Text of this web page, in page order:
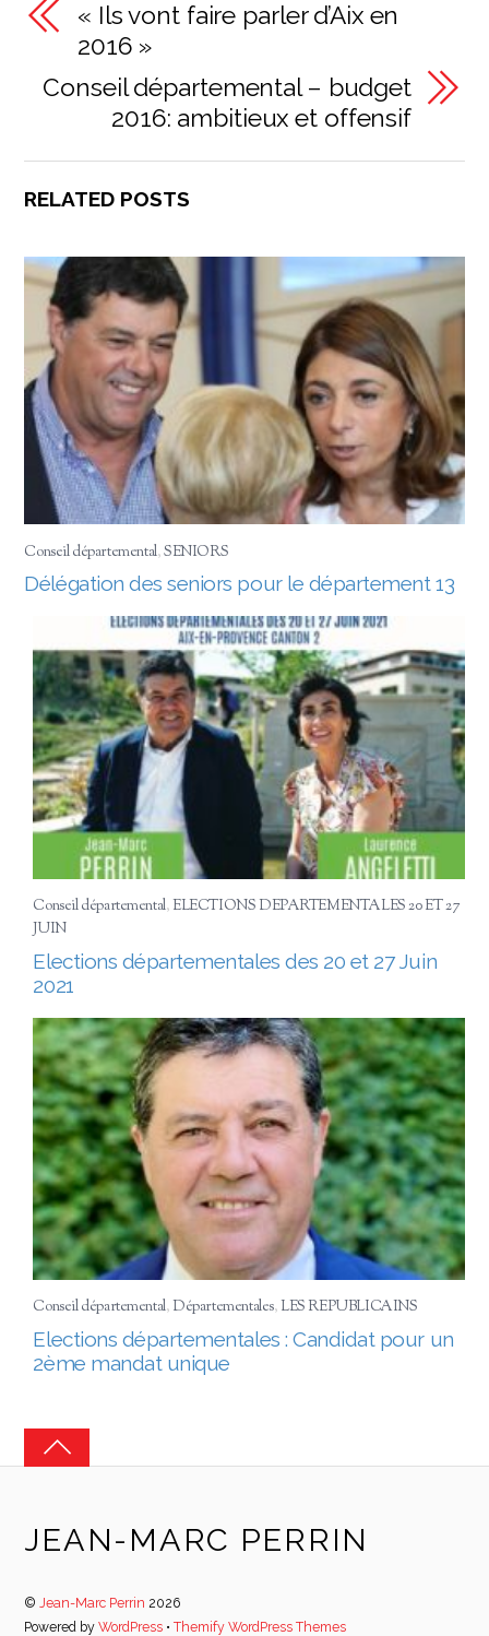
« Ils vont faire parler d’Aix en
2016 »
Conseil départemental – budget
2016: ambitieux et offensif
RELATED POSTS
Conseil départemental,SENIORS
Délégation des seniors pour le département 13
Conseil départemental,ELECTIONS DEPARTEMENTALES 20 ET 27
JUIN
Elections départementales des 20 et 27 Juin
2021
Conseil départemental,Départementales,LES REPUBLICAINS
Elections départementales : Candidat pour un
2ème mandat unique
JEAN-MARC PERRIN
© Jean-Marc Perrin 2026
Powered byWordPress •Themify WordPress Themes